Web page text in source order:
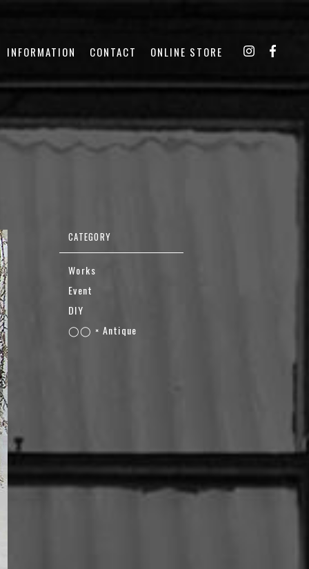
INFORMATION CONTACT ONLINE STORE
Works
Event
DIY
◯◯ × Antique